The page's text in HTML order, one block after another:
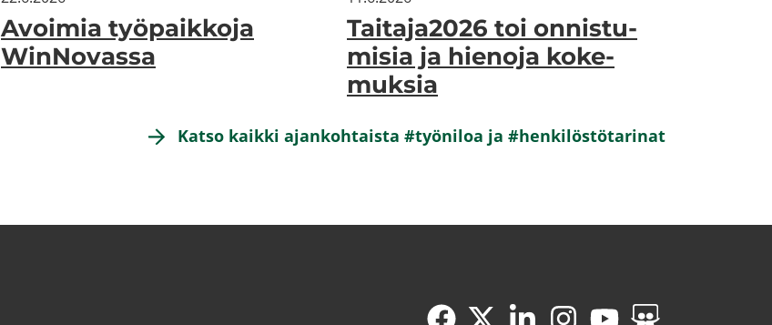
Avoi­mia työ­paik­ko­ja
WinNovassa
Tai­ta­ja2026 toi on­nis­tu­
mi­sia ja hie­no­ja ko­ke­
muk­sia
Katso kaik­ki ajan­koh­tais­ta #työ­ni­loa ja #hen­ki­lös­tö­ta­ri­nat